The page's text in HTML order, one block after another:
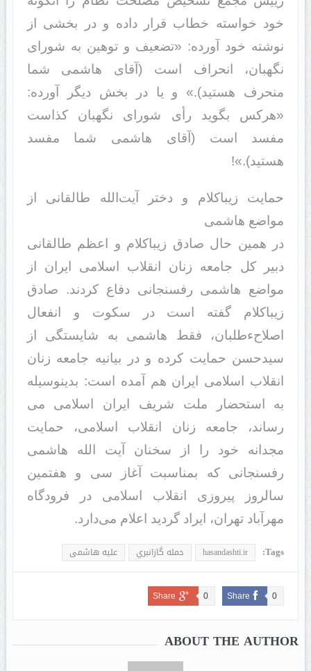
خود خواسته خطاب قرار داده و در بخشی از
نوشته خود آورده:‌ «تضعیف و توهین به شورای
نگهبان، انحراف است (آقای هاشمی شما
منحرف هستید).» و یا در بخش دیگر آورده:
«هرکس بگوید رأی شورای نگهبان کذاست
مفسد است (آقای هاشمی شما مفسد
هستید).»!
حمایت زیباکلام و دختر آیت‌الله طالقانی از
مواضع هاشمی
در همین حال صادق زیباکلام و اعظم طالقانی
دبیر کل جامعه زنان انقلاب اسلامی ایران از
مواضع هاشمی رفسنجانی دفاع کردند. صادق
زیباکلام گفته است در سکوت و انفعال
اصلاحءطلبان، فقط هاشمی به شایستگی از
سیدحسن حمایت کرده و در بیانیه جامعه زنان
انقلاب اسلامی ایران هم آمده است: بدینوسیله
به استحضار ملت شریف ایران اسلامی می
رساند، جامعه زنان انقلاب اسلامی، حمایت
مجدانه خود را از سخنان آیت الله هاشمی
رفسنجانی که بمناسبت آغاز سی و هفتمین
سالروز پیروزی انقلاب اسلامی در فرودگاه
مهرآباد تهران، ایراد گردید اعلام می‌دارد.
Tags:
hasandashti.ir حمله گازانبري علیه هاشمی
Share 0
Share 0
ABOUT THE AUTHOR